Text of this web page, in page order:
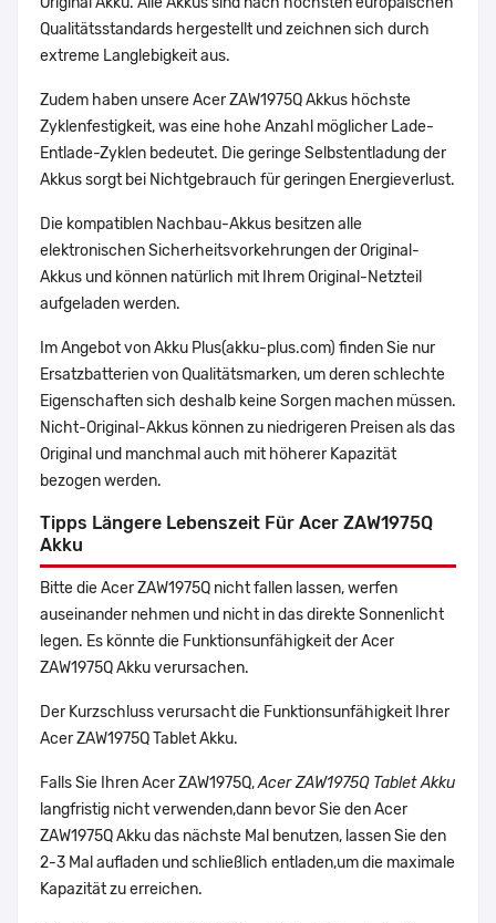
Qualitätsstandards hergestellt und zeichnen sich durch
extreme Langlebigkeit aus.
Zudem haben unsere Acer ZAW1975Q Akkus höchste
Zyklenfestigkeit, was eine hohe Anzahl möglicher Lade-
Entlade-Zyklen bedeutet. Die geringe Selbstentladung der
Akkus sorgt bei Nichtgebrauch für geringen Energieverlust.
Die kompatiblen Nachbau-Akkus besitzen alle
elektronischen Sicherheitsvorkehrungen der Original-
Akkus und können natürlich mit Ihrem Original-Netzteil
aufgeladen werden.
Im Angebot von Akku Plus(akku-plus.com) finden Sie nur
Ersatzbatterien von Qualitätsmarken, um deren schlechte
Eigenschaften sich deshalb keine Sorgen machen müssen.
Nicht-Original-Akkus können zu niedrigeren Preisen als das
Original und manchmal auch mit höherer Kapazität
bezogen werden.
Tipps Längere Lebenszeit Für Acer ZAW1975Q
Akku
Bitte die Acer ZAW1975Q nicht fallen lassen, werfen
auseinander nehmen und nicht in das direkte Sonnenlicht
legen. Es könnte die Funktionsunfähigkeit der Acer
ZAW1975Q Akku verursachen.
Der Kurzschluss verursacht die Funktionsunfähigkeit Ihrer
Acer ZAW1975Q Tablet Akku.
Falls Sie Ihren Acer ZAW1975Q,Acer ZAW1975Q Tablet Akku
langfristig nicht verwenden,dann bevor Sie den Acer
ZAW1975Q Akku das nächste Mal benutzen, lassen Sie den
2-3 Mal aufladen und schließlich entladen,um die maximale
Kapazität zu erreichen.